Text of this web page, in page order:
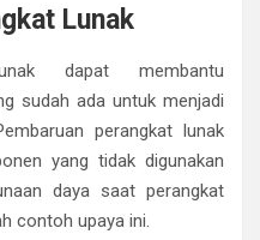
Lunak
dapat membantu
sudah ada untuk menjadi
perangkat lunak
yang tidak digunakan
daya saat perangkat
contoh upaya ini.